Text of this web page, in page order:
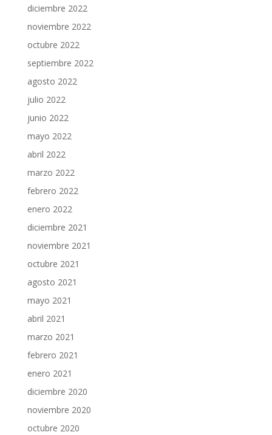
diciembre 2022
noviembre 2022
octubre 2022
septiembre 2022
agosto 2022
julio 2022
junio 2022
mayo 2022
abril 2022
marzo 2022
febrero 2022
enero 2022
diciembre 2021
noviembre 2021
octubre 2021
agosto 2021
mayo 2021
abril 2021
marzo 2021
febrero 2021
enero 2021
diciembre 2020
noviembre 2020
octubre 2020